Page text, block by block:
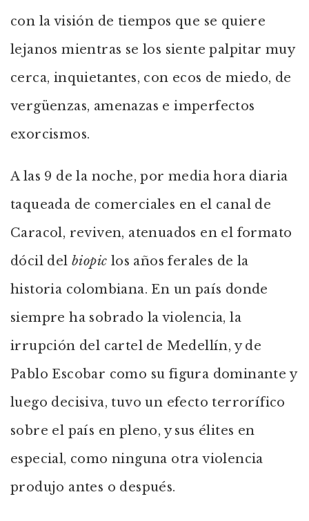
con la visión de tiempos que se quiere
lejanos mientras se los siente palpitar muy
cerca, inquietantes, con ecos de miedo, de
vergüenzas, amenazas e imperfectos
exorcismos.
A las 9 de la noche, por media hora diaria
taqueada de comerciales en el canal de
Caracol, reviven, atenuados en el formato
dócil delbiopic los años ferales de la
historia colombiana. En un país donde
siempre ha sobrado la violencia, la
irrupción del cartel de Medellín, y de
Pablo Escobar como su figura dominante y
luego decisiva, tuvo un efecto terrorífico
sobre el país en pleno, y sus élites en
especial, como ninguna otra violencia
produjo antes o después.